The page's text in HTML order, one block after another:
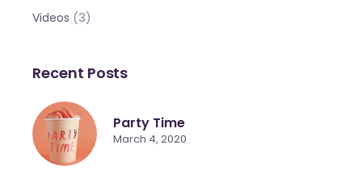
Videos (3)
Recent Posts
Party Time
March 4, 2020